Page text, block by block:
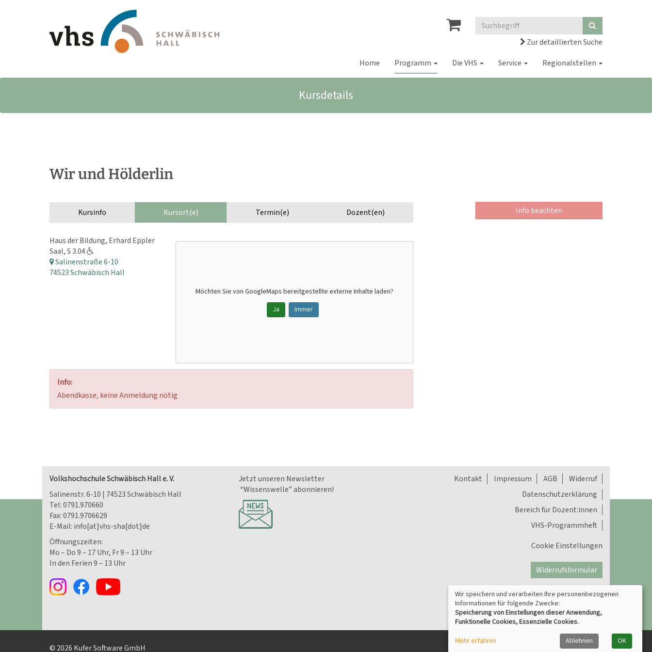
Zur detaillierten Suche
Home
Programm Die VHS Service Regionalstellen
Kursdetails
Wir und Hölderlin
Kursinfo Kursort(e) Termin(e) Dozent(en)
Haus der Bildung, Erhard Eppler
Saal, S 3.04
Salinenstraße 6-10
74523 Schwäbisch Hall
Möchten Sie von GoogleMaps bereitgestellte externe Inhalte laden?
Ja
Immer
Info:
Abendkasse, keine Anmeldung nötig
Info beachten
Volkshochschule Schwäbisch Hall e. V.
Salinenstr. 6-10 | 74523 Schwäbisch Hall
Tel:0791.970660
Fax: 0791.9706629
E-Mail: info[at]vhs-sha[dot]de
Öffnungszeiten:
Mo – Do 9 – 17 Uhr, Fr 9 – 13 Uhr
In den Ferien 9 – 13 Uhr
Jetzt unseren Newsletter
“Wissenswelle” abonnieren!
Kontakt Impressum AGB
Widerruf
Datenschutzerklärung
Bereich für Dozent:innen
VHS-Programmheft
Cookie Einstellungen
Widerrufsformular
© 2026 Kufer Software GmbH
Wir speichern und verarbeiten Ihre personenbezogenen
Informationen für folgende Zwecke:
Speicherung von Einstellungen dieser Anwendung,
Funktionelle Cookies, Essenzielle Cookies.
Mehr erfahren
Ablehnen OK